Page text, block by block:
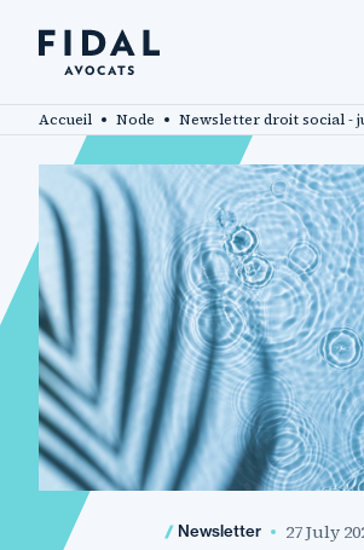
content
Accueil Node Newsletter droit social -
Newsletter 27 July